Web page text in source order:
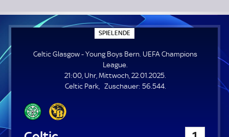
Celtic Glasgow - Young Boys Bern; UEFA Champions
SPIELENDE
P
E
N
E
Celtic Glasgow - Young Boys Bern. UEFA Champions
League.
21:00, Uhr, Mittwoch, 22.01.2025.
Celtic Park
Zuschauer: Z
56.544.